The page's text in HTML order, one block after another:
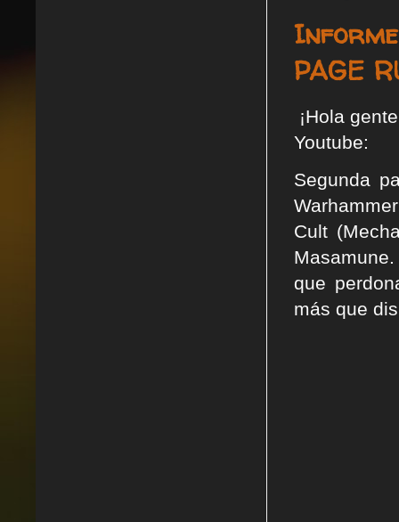
PAGE
¡Hola
Youtube:
Segunda
Cult
que
más que